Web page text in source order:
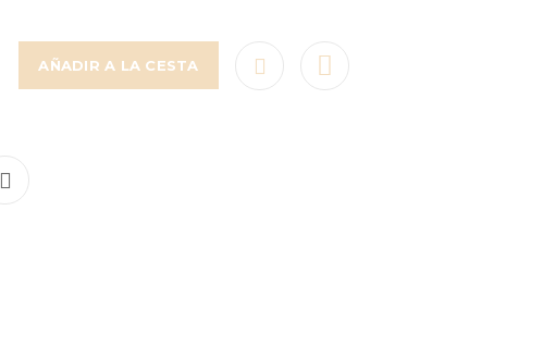
AÑADIR A LA CESTA